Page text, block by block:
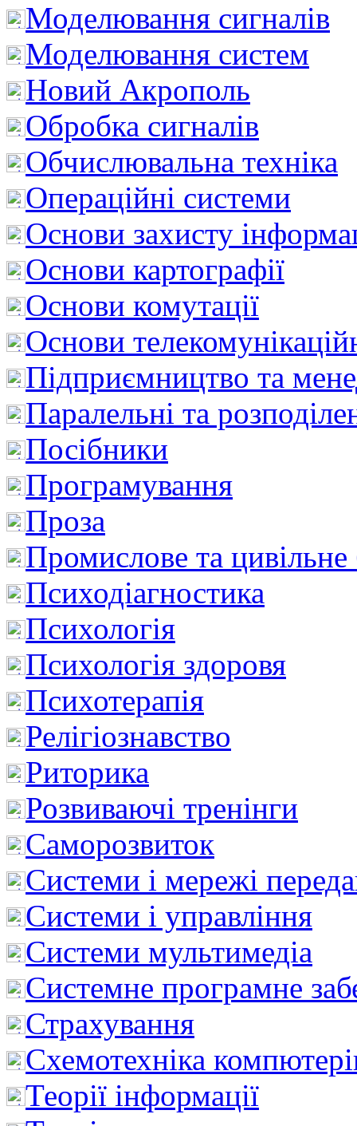
Моделювання сигналів
Моделювання систем
Новий Акрополь
Обробка сигналів
Обчислювальна техніка
Операційні системи
Основи захисту
Основи картографії
Основи комутації
Основи
Підприємництво та
Паралельні та
Посібники
Програмування
Проза
Промислове та цивільне
Психодіагностика
Психологія
Психологія здоровя
Психотерапія
Релігіознавство
Риторика
Розвиваючі тренінги
Саморозвиток
Системи і мережі
Системи і управління
Системи мультимедіа
Системне програмне
Страхування
Схемотехніка
Теорії інформації